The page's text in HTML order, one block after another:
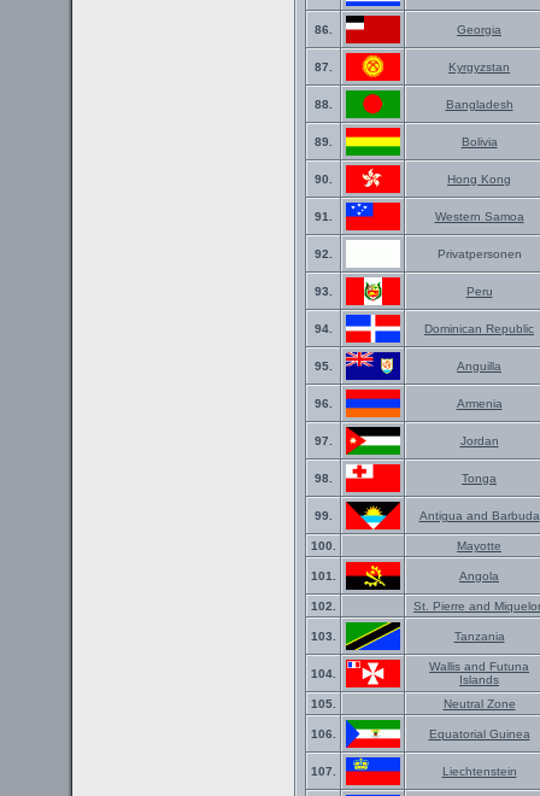
86. Georgia
87. Kyrgyzstan
88. Bangladesh
89. Bolivia
90. Hong Kong
91. Western Samoa
92. Privatpersonen
93. Peru
94. Dominican Republic
95. Anguilla
96. Armenia
97. Jordan
98. Tonga
99. Antigua and Barbuda
100. Mayotte
101. Angola
102. St. Pierre and
103. Tanzania
104.
Wallis and Futuna
Islands
105.
Neutral Zone
106. Equatorial Guinea
107. Liechtenstein